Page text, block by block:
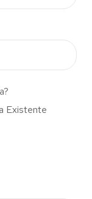
Existente